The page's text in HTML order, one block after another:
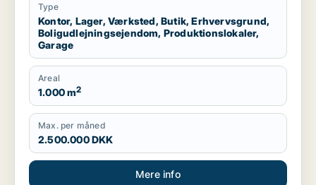
Type
Kontor, Lager, Værksted, Butik, Erhvervsgrund,
Boligudlejningsejendom, Produktionslokaler,
Garage
Areal
1.000 m2
Max. per måned
2.500.000 DKK
Mere info